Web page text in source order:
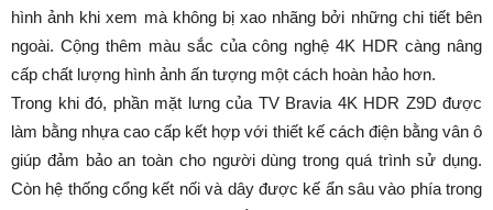
hình ảnh khi xem mà không bị xao nhãng bởi những chi tiết bên
ngoài. Cộng thêm màu sắc của công nghệ 4K HDR càng nâng
cấp chất lượng hình ảnh ấn tượng một cách hoàn hảo hơn.
Trong khi đó, phần mặt lưng của TV Bravia 4K HDR Z9D được
làm bằng nhựa cao cấp kết hợp với thiết kế cách điện bằng vân ô
giúp đảm bảo an toàn cho người dùng trong quá trình sử dụng.
Còn hệ thống cổng kết nối và dây được kế ẩn sâu vào phía trong